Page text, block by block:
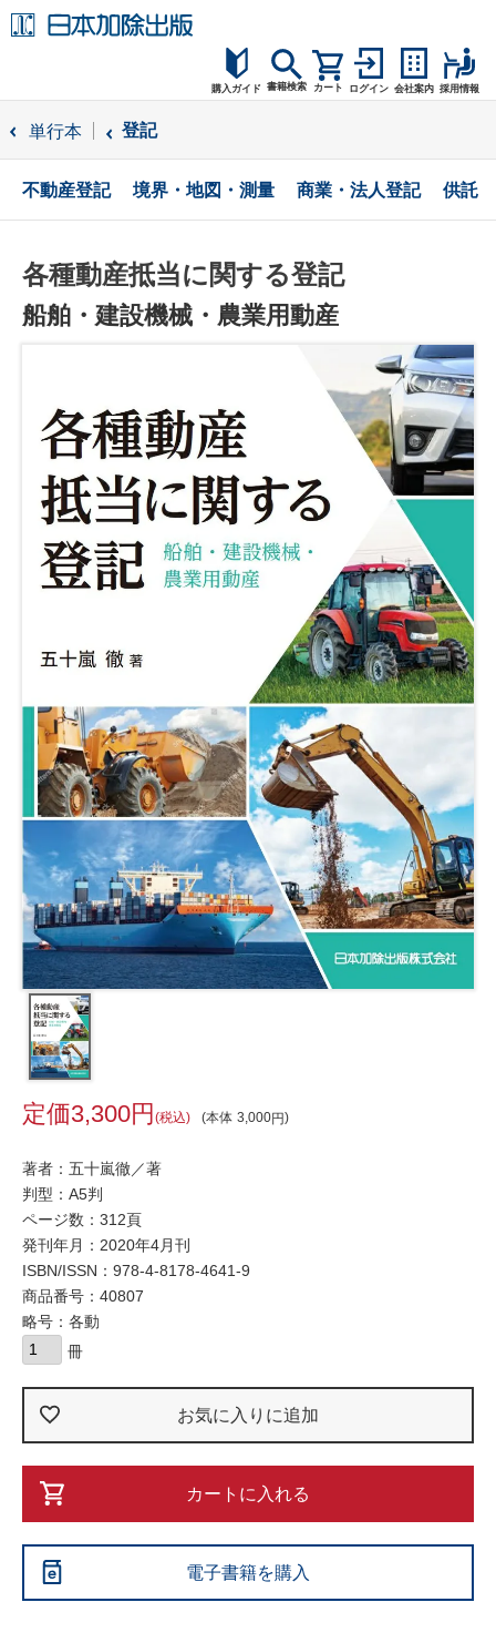
購入ガイド
購入ガイド
読者サポート
書籍検索 カート ログイン 会社案内 採用情報
単行本 登記
不動産登記 境界・地図・測量 商業・法人登記 供託
各種動産抵当に関する登記
船舶・建設機械・農業用動産
本体 3,000
3,300 税込
著者：五十嵐徹／著
判型：A5判
ページ数：312頁
発刊年月：2020年4月刊
ISBN/ISSN： 978-4-8178-4641-9
商品番号：40807
略号：各動
お気に入りに追加
カートに入れる
電子書籍を購入